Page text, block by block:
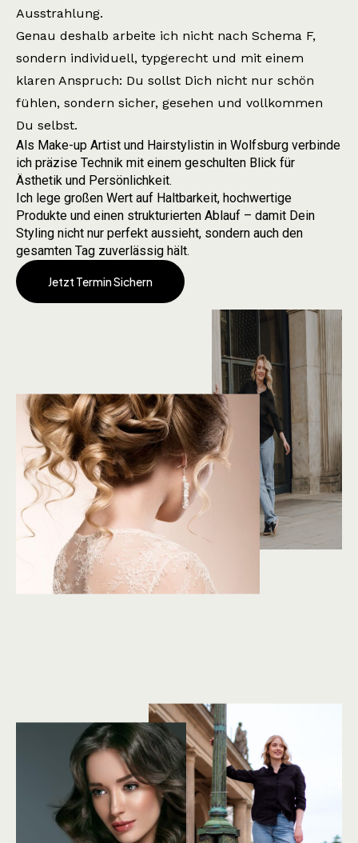
Ausstrahlung.
Genau deshalb arbeite ich nicht nach Schema F,
sondern individuell, typgerecht und mit einem
klaren Anspruch: Du sollst Dich nicht nur schön
fühlen, sondern sicher, gesehen und vollkommen
Du selbst.
Als Make-up Artist und Hairstylistin in Wolfsburg verbinde
ich präzise Technik mit einem geschulten Blick für
Ästhetik und Persönlichkeit.
Ich lege großen Wert auf Haltbarkeit, hochwertige
Produkte und einen strukturierten Ablauf – damit Dein
Styling nicht nur perfekt aussieht, sondern auch den
gesamten Tag zuverlässig hält.
Jetzt Termin Sichern